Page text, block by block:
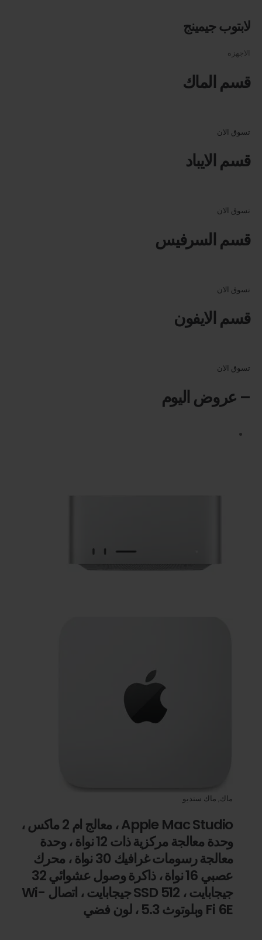
لابتوب جيمينج
الاجهزه
قسم الماك
تسوق الان
قسم الايباد
تسوق الان
قسم السرفيس
تسوق الان
قسم الايفون
تسوق الان
– عروض اليوم
ماك, ماك ستديو
Apple Mac Studio ، معالج ام 2 ماكس ،
وحدة معالجة مركزية ذات 12 نواة ، وحدة
معالجة رسومات غرافيك 30 نواة ، محرك
عصبي 16 نواة ، ذاكرة وصول عشوائي 32
جيجابايت ، SSD 512 جيجابايت ، اتصال Wi-
Fi 6E وبلوتوث 5.3 ، لون فضي